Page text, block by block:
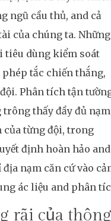
ngũ cầu thủ, and cả
của chúng ta. Những
tiêu dùng kiểm soát
tắc chiến thắng,
Phân tích tận
thấy đầy đủ nạm
của từng đội, trong
định hoàn hảo and
nạm căn cứ vào
ác liệu and phân
rãi của thông